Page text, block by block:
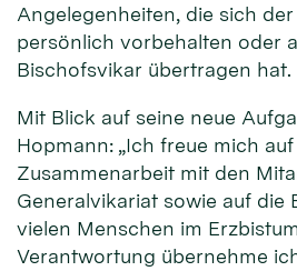
Angelegenheiten, die sich
persönlich vorbehalten oder
Bischofsvikar übertragen hat.
Mit Blick auf seine neue
Hopmann: „Ich freue mich
Zusammenarbeit mit den
Generalvikariat sowie auf die
vielen Menschen im
Verantwortung übernehme